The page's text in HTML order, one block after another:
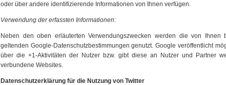
oder über andere identifizierende Informationen von Ihnen verfügen.
Verwendung der erfassten Informationen:
Neben den oben erläuterten Verwendungszwecken werden die von Ihnen
geltenden Google-Datenschutzbestimmungen genutzt. Google veröffentlicht
über die +1-Aktivitäten der Nutzer bzw. gibt diese an Nutzer und Partner
verbundene Websites.
Datenschutzerklärung für die Nutzung von Twitter